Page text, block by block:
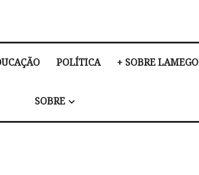
POLÍTICA + SOBRE LAMEGO
SOBRE